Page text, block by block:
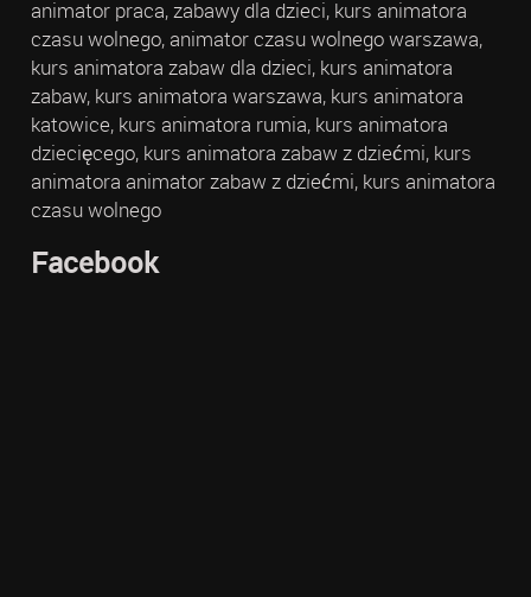
animator praca, zabawy dla dzieci, kurs animatora
czasu wolnego, animator czasu wolnego warszawa,
kurs animatora zabaw dla dzieci, kurs animatora
zabaw, kurs animatora warszawa, kurs animatora
katowice, kurs animatora rumia, kurs animatora
dziecięcego, kurs animatora zabaw z dziećmi, kurs
animatora animator zabaw z dziećmi, kurs animatora
czasu wolnego
Facebook